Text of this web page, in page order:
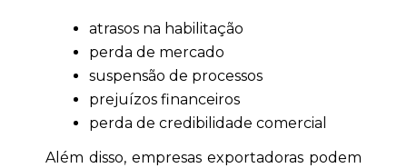
atrasos na habilitação
perda de mercado
suspensão de processos
prejuízos financeiros
perda de credibilidade comercial
Além disso, empresas exportadoras podem